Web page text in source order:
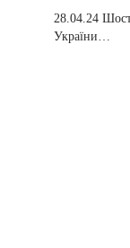
28.04.24
України…